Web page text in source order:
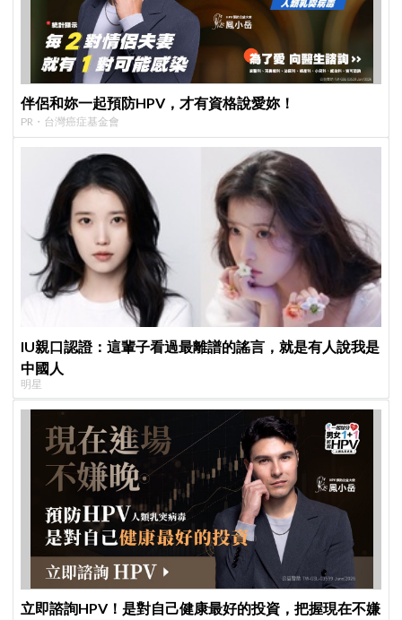
伴侶和妳一起預防HPV，才有資格說愛妳！
PR・台灣癌症基金會
IU親口認證：這輩子看過最離譜的謠言，就是有人說我是
中國人
明星
立即諮詢HPV！是對自己健康最好的投資，把握現在不嫌